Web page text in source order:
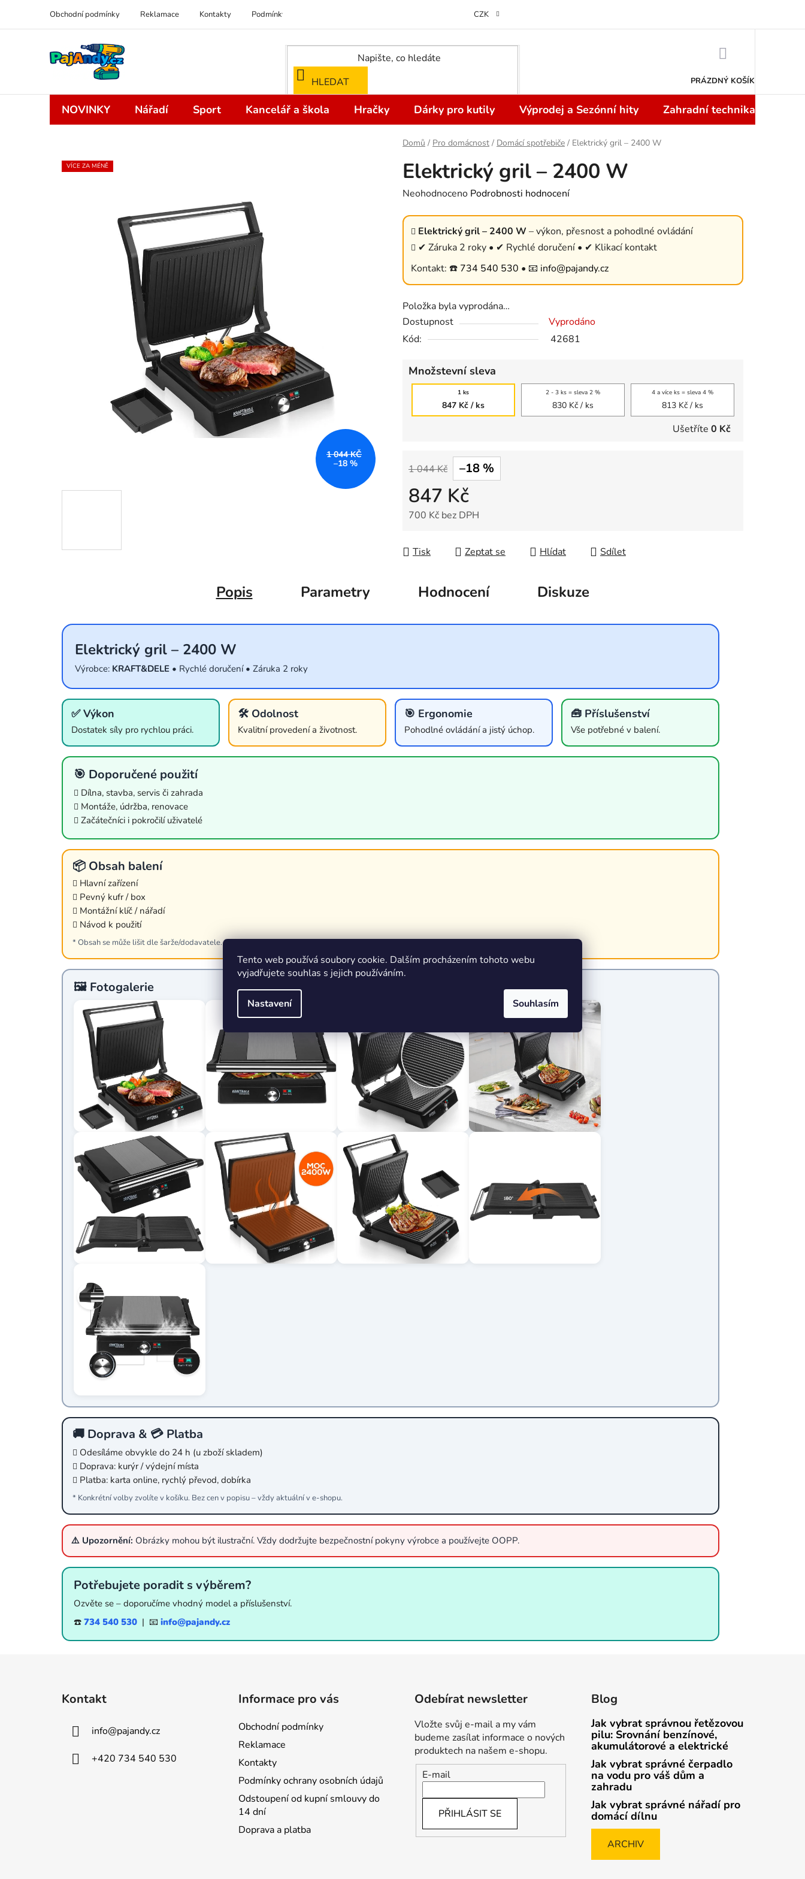
Tento web používá soubory cookie. Dalším procházením tohoto webu
vyjadřujete souhlas s jejich používáním.
Nastavení Souhlasím
obsah
Obchodní podmínky Reklamace Kontakty Podmínky ochrany osobních údajů Odstoupení od kupní smlouvy do 14 dní
CZK
HLEDAT PRÁZDNÝ KOŠÍK
NOVINKY Nářadí Sport Kancelář a škola Hračky Dárky pro kutily Výprodej a Sezónní hity Zahradní technika
Domů / Pro domácnost / Domácí spotřebiče / Elektrický gril – 2400 W
Elektrický gril – 2400 W
Průměrné
produktu
hvězdiček.
Neohodnoceno Podrobnosti hodnocení
Elektrický gril – 2400 W– výkon, přesnost a pohodlné ovládání
✔ Záruka 2 roky • ✔ Rychlé doručení • ✔ Klikací kontakt
Kontakt: ☎️ 734 540 530 • 📧 info@pajandy.cz
Položka byla vyprodána…
Dostupnost
Vyprodáno
Kód:
42681
Množstevní sleva
1 ks
847 Kč/ ks
2 - 3 ks = sleva 2 %
830 Kč/ ks
4 a více ks = sleva 4 %
813 Kč/ ks
Ušetříte 0 Kč
1 044 Kč –18 %
847 Kč
700 Kč bez DPH
Tisk
Zeptat se Hlídat Sdílet
VÍCE ZA MÉNĚ
1 044 KČ
–18 %
Popis Parametry Hodnocení Diskuze
Elektrický gril – 2400 W
Výrobce: KRAFT&DELE • Rychlé doručení • Záruka 2 roky
✅ Výkon
Dostatek síly pro rychlou práci.
🛠️ Odolnost
Kvalitní provedení a životnost.
🎯 Ergonomie
Pohodlné ovládání a jistý úchop.
🧰 Příslušenství
Vše potřebné v balení.
🎯 Doporučené použití
Dílna, stavba, servis či zahrada
Montáže, údržba, renovace
Začátečníci i pokročilí uživatelé
📦 Obsah balení
Hlavní zařízení
Pevný kufr / box
Montážní klíč / nářadí
Návod k použití
* Obsah se může lišit dle šarže/dodavatele. Detailní rozpis na vyžádání.
🖼️ Fotogalerie
🚚 Doprava & 💳 Platba
Odesíláme obvykle do 24 h (u zboží skladem)
Doprava: kurýr / výdejní místa
Platba: karta online, rychlý převod, dobírka
* Konkrétní volby zvolíte v košíku. Bez cen v popisu – vždy aktuální v e‑shopu.
⚠️ Upozornění: Obrázky mohou být ilustrační. Vždy dodržujte bezpečnostní pokyny výrobce a používejte OOPP.
Potřebujete poradit s výběrem?
Ozvěte se – doporučíme vhodný model a příslušenství.
☎️ 734 540 530 | 📧 info@pajandy.cz
Kontakt
info@pajandy.cz
+420 734 540 530
Informace pro vás
Obchodní podmínky
Reklamace
Kontakty
Podmínky ochrany osobních údajů
Odstoupení od kupní smlouvy do
14 dní
Doprava a platba
Odebírat newsletter
Vložte svůj e-mail a my vám
budeme zasílat informace o nových
produktech na našem e-shopu.
E-mail
PŘIHLÁSIT SE
Blog
Jak vybrat správnou řetězovou
pilu: Srovnání benzínové,
akumulátorové a elektrické
Jak vybrat správné čerpadlo
na vodu pro váš dům a
zahradu
Jak vybrat správné nářadí pro
domácí dílnu
ARCHIV